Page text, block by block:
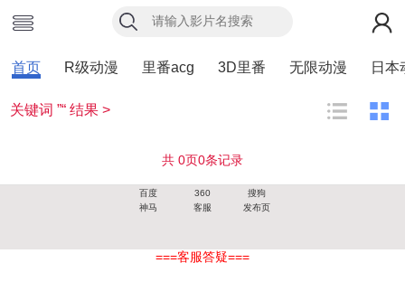
首页 R级动漫 里番acg 3D里番 无限动漫 日本
关键词 ”“ 结果 >
共 0页0条记录
百度 360
搜狗
神马
客服 发布页
===客服答疑===